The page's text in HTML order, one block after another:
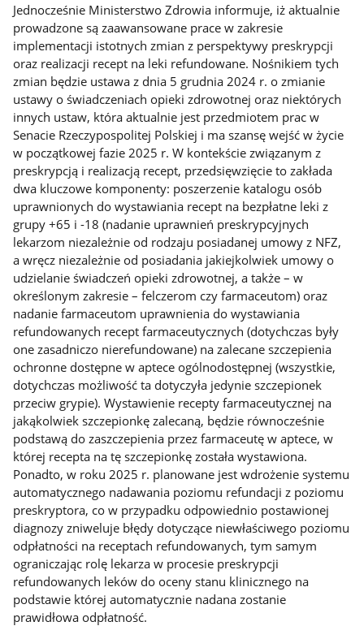
Jednocześnie Ministerstwo Zdrowia informuje, iż aktualnie
prowadzone są zaawansowane prace w zakresie
implementacji istotnych zmian z perspektywy preskrypcji
oraz realizacji recept na leki refundowane. Nośnikiem tych
zmian będzie ustawa z dnia 5 grudnia 2024 r. o zmianie
ustawy o świadczeniach opieki zdrowotnej oraz niektórych
innych ustaw, która aktualnie jest przedmiotem prac w
Senacie Rzeczypospolitej Polskiej i ma szansę wejść w życie
w początkowej fazie 2025 r. W kontekście związanym z
preskrypcją i realizacją recept, przedsięwzięcie to zakłada
dwa kluczowe komponenty: poszerzenie katalogu osób
uprawnionych do wystawiania recept na bezpłatne leki z
grupy +65 i -18 (nadanie uprawnień preskrypcyjnych
lekarzom niezależnie od rodzaju posiadanej umowy z NFZ,
a wręcz niezależnie od posiadania jakiejkolwiek umowy o
udzielanie świadczeń opieki zdrowotnej, a także – w
określonym zakresie – felczerom czy farmaceutom) oraz
nadanie farmaceutom uprawnienia do wystawiania
refundowanych recept farmaceutycznych (dotychczas były
one zasadniczo nierefundowane) na zalecane szczepienia
ochronne dostępne w aptece ogólnodostępnej (wszystkie,
dotychczas możliwość ta dotyczyła jedynie szczepionek
przeciw grypie). Wystawienie recepty farmaceutycznej na
jakąkolwiek szczepionkę zalecaną, będzie równocześnie
podstawą do zaszczepienia przez farmaceutę w aptece, w
której recepta na tę szczepionkę została wystawiona.
Ponadto, w roku 2025 r. planowane jest wdrożenie systemu
automatycznego nadawania poziomu refundacji z poziomu
preskryptora, co w przypadku odpowiednio postawionej
diagnozy zniweluje błędy dotyczące niewłaściwego poziomu
odpłatności na receptach refundowanych, tym samym
ograniczając rolę lekarza w procesie preskrypcji
refundowanych leków do oceny stanu klinicznego na
podstawie której automatycznie nadana zostanie
prawidłowa odpłatność.